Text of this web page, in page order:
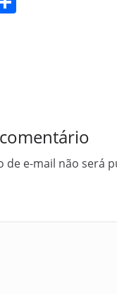
de e-mail não será